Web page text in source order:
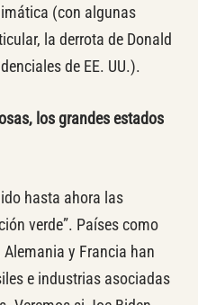
(con algunas
la derrota de Donald
de EE. UU.).
los grandes estados
hasta ahora las
verde”. Países como
y Francia han
e industrias asociadas